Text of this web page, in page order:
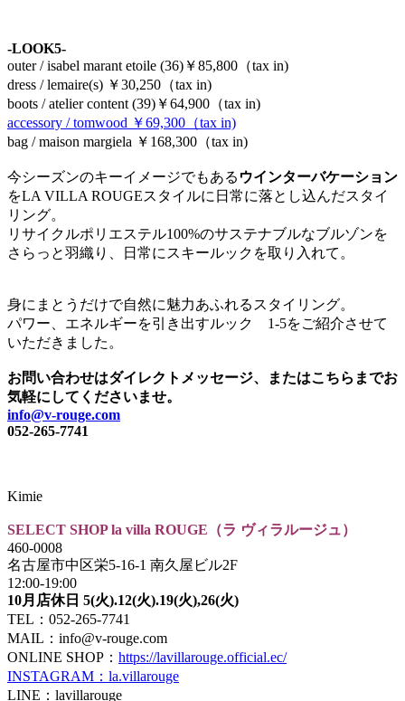
-LOOK5-
outer / isabel marant etoile (36)￥85,800（tax in)
dress / lemaire(s) ￥30,250（tax in)
boots / atelier content (39)￥64,900（tax in)
accessory / tomwood ￥69,300（tax in)
bag / maison margiela ￥168,300（tax in)
今シーズンのキーイメージでもある ウインターバケーション
をLA VILLA ROUGEスタイルに日常に落とし込んだスタイ
リング。
リサイクルポリエステル100%のサステナブルなブルゾンを
さらっと羽織り、日常にスキールックを取り入れて。
身にまとうだけで自然に魅力あふれるスタイリング。
パワー、エネルギーを引き出すルック 1-5をご紹介させて
いただきました。
お問い合わせはダイレクトメッセージ、またはこちらまでお
気軽にしてくださいませ。
info@v-rouge.com
052-265-7741
Kimie
SELECT SHOP la villa ROUGE（ラ ヴィラルージュ）
460-0008
名古屋市中区栄5-16-1 南久屋ビル2F
12:00-19:00
10月店休日 5(火).12(火).19(火),26(火)
TEL：052-265-7741
MAIL：info@v-rouge.com
ONLINE SHOP： https://lavillarouge.official.ec/
INSTAGRAM：la.villarouge
LINE：lavillarouge